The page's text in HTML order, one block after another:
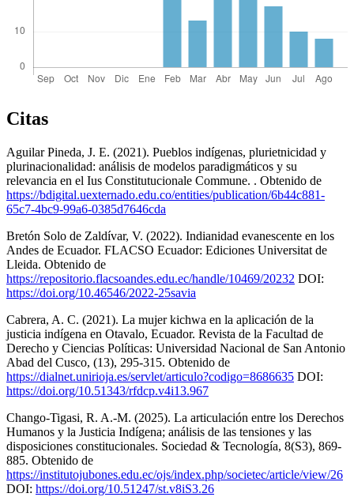
Citas
Aguilar Pineda, J. E. (2021). Pueblos indígenas, plurietnicidad y
plurinacionalidad: análisis de modelos paradigmáticos y su
relevancia en el Ius Constitutucionale Commune. . Obtenido de
https://bdigital.uexternado.edu.co/entities/publication/6b44c881-
65c7-4bc9-99a6-0385d7646cda
Bretón Solo de Zaldívar, V. (2022). Indianidad evanescente en los
Andes de Ecuador. FLACSO Ecuador: Ediciones Universitat de
Lleida. Obtenido de
https://repositorio.flacsoandes.edu.ec/handle/10469/20232 DOI:
https://doi.org/10.46546/2022-25savia
Cabrera, A. C. (2021). La mujer kichwa en la aplicación de la
justicia indígena en Otavalo, Ecuador. Revista de la Facultad de
Derecho y Ciencias Políticas: Universidad Nacional de San Antonio
Abad del Cusco, (13), 295-315. Obtenido de
https://dialnet.unirioja.es/servlet/articulo?codigo=8686635 DOI:
https://doi.org/10.51343/rfdcp.v4i13.967
Chango-Tigasi, R. A.-M. (2025). La articulación entre los Derechos
Humanos y la Justicia Indígena; análisis de las tensiones y las
disposiciones constitucionales. Sociedad & Tecnología, 8(S3), 869-
885. Obtenido de
https://institutojubones.edu.ec/ojs/index.php/societec/article/view/26
DOI: https://doi.org/10.51247/st.v8iS3.26